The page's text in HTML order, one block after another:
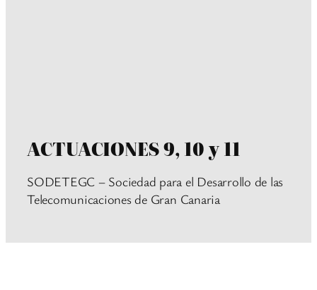
ACTUACIONES 9, 10 y 11
SODETEGC – Sociedad para el Desarrollo de las
Telecomunicaciones de Gran Canaria